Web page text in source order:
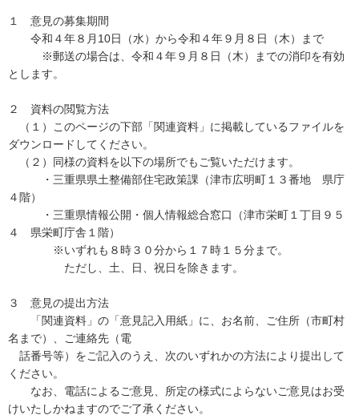
１ 意見の募集期間
令和４年８月10日（水）から令和４年９月８日（木）まで
※郵送の場合は、令和４年９月８日（木）までの消印を有効
とします。
２ 資料の閲覧方法
（１）このページの下部「関連資料」に掲載しているファイルを
ダウンロードしてください。
（２）同様の資料を以下の場所でもご覧いただけます。
・三重県県土整備部住宅政策課（津市広明町１３番地 県庁
４階）
・三重県情報公開・個人情報総合窓口（津市栄町１丁目９５
４ 県栄町庁舎１階）
※いずれも８時３０分から１７時１５分まで。
ただし、土、日、祝日を除きます。
３ 意見の提出方法
「関連資料」の「意見記入用紙」に、お名前、ご住所（市町村
名まで）、ご連絡先（電
話番号等）をご記入のうえ、次のいずれかの方法により提出して
ください。
なお、電話によるご意見、所定の様式によらないご意見はお受
けいたしかねますのでご了承ください。